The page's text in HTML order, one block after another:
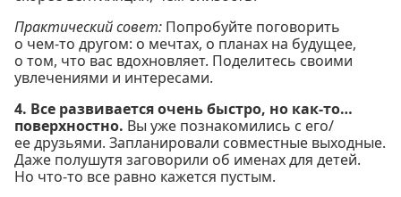
Практический совет: Попробуйте поговорить
о чем-то другом: о мечтах, о планах на будущее,
о том, что вас вдохновляет. Поделитесь своими
увлечениями и интересами.
4. Все развивается очень быстро, но как-то…
поверхностно. Вы уже познакомились с его/
ее друзьями. Запланировали совместные выходные.
Даже полушутя заговорили об именах для детей.
Но что-то все равно кажется пустым.